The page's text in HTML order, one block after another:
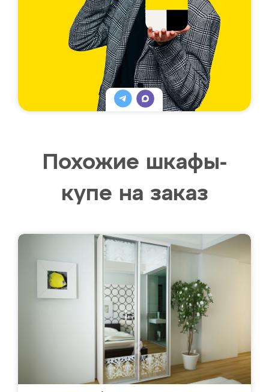
Похожие шкафы-
купе на заказ